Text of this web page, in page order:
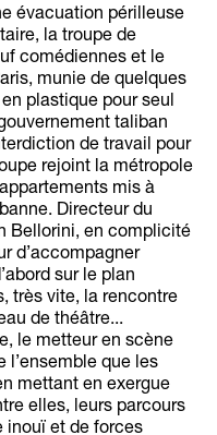
évacuation périlleuse
la troupe de
comédiennes et le
munie de quelques
plastique pour seul
taliban
de travail pour
rejoint la métropole
mis à
Directeur du
Bellorini, en complicité
d’accompagner
sur le plan
très vite, la rencontre
de théâtre...
le metteur en scène
l’ensemble que les
mettant en exergue
elles, leurs parcours
inouï et de forces